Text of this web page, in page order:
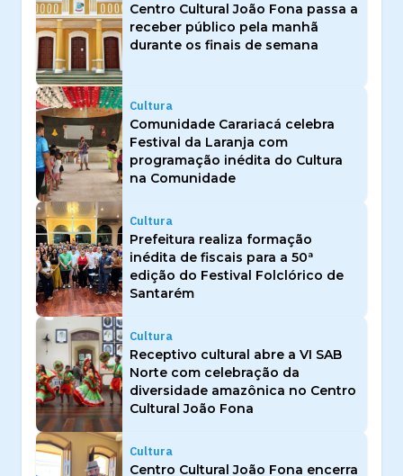
Centro Cultural João Fona passa a
receber público pela manhã
durante os finais de semana
Cultura
Comunidade Carariacá celebra
Festival da Laranja com
programação inédita do Cultura
na Comunidade
Cultura
Prefeitura realiza formação
inédita de fiscais para a 50ª
edição do Festival Folclórico de
Santarém
Cultura
Receptivo cultural abre a VI SAB
Norte com celebração da
diversidade amazônica no Centro
Cultural João Fona
Cultura
Centro Cultural João Fona encerra